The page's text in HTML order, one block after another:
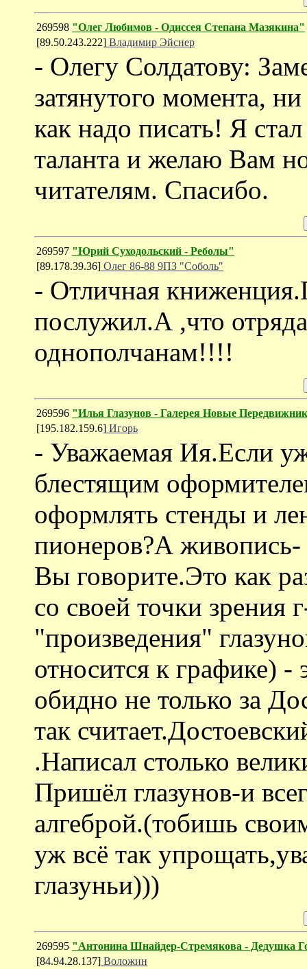
269598 "Олег Любимов - Одиссея Степана Мазякина"
[89.50.243.222] Владимир Эйснер
- Олегу Солдатову:
затянутого момента,
как надо писать! Я
таланта и желаю Вам
читателям. Спасибо.
269597 "Юрий Суходольский - Реболы"
[89.178.39.36] Олег 86-88 9ПЗ "Соболь"
- Отличная
послужил.А ,что
однополчанам!!!!
269596 "Илья Глазунов - Галерея Новые
[195.182.159.6] Игорь
- Уважаемая Ия.Если
блестящим
оформлять стенды и
пионеров?А живопись-
Вы говорите.Это как
cо своей точки зрения
"произведения"
относится к графике) -
обидно не только за
так
.Написал столько
Пришёл глазунов-и
алгеброй.(тобишь
уж всё так
глазуньи)))
269595 "Антонина Шнайдер-Стремякова - Дедушка
[84.94.28.137] Воложин